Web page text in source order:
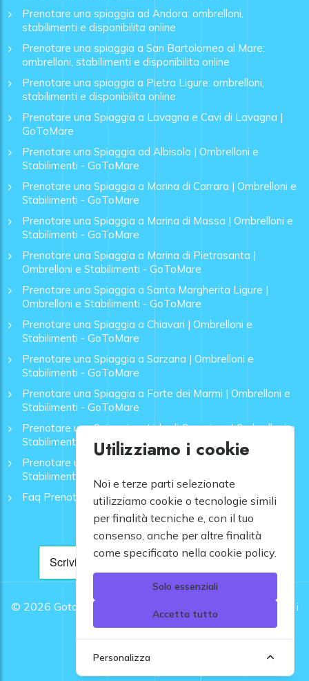
Prenotare una spiaggia ad Andora: ombrelloni,
stabilimenti e disponibilita online
Prenotare una spiaggia a San Bartolomeo al Mare:
ombrelloni, stabilimenti e disponibilita online
Prenotare una spiaggia a Pietra Ligure: ombrelloni,
stabilimenti e disponibilita online
Prenotare una Spiaggia a Lavagna e Cavi di Lavagna |
GoToMare
Prenotare una Spiaggia ad Albisola | Ombrelloni e
Stabilimenti - GoToMare
Prenotare una Spiaggia a Marina di Carrara | Ombrelloni e
Stabilimenti - GoToMare
Prenotare una Spiaggia a Marina di Massa | Ombrelloni e
Stabilimenti - GoToMare
Prenotare una Spiaggia a Marina di Pietrasanta |
Ombrelloni e Stabilimenti - GoToMare
Prenotare una Spiaggia a Santa Margherita Ligure |
Ombrelloni e Stabilimenti - GoToMare
Prenotare una Spiaggia a Chiavari | Ombrelloni e
Stabilimenti - GoToMare
Prenotare una Spiaggia a Sarzana | Ombrelloni e
Stabilimenti - GoToMare
Prenotare una Spiaggia a Forte dei Marmi | Ombrelloni e
Stabilimenti - GoToMare
Prenotare una Spiaggia a Lido di Camaiore | Ombrelloni e
Stabilimenti - GoToMare
Prenotare una Spiaggia a Rapallo | Ombrelloni e
Stabilimenti - GoToMare
Faq Prenotazione Spiagge
© 2026 Gotomare srl - Partita IVA 12948810960 .
Tutti i
diritti riservati.
Utilizziamo i cookie
Noi e terze parti selezionate
utilizziamo cookie o tecnologie simili
per finalità tecniche e, con il tuo
consenso, anche per altre finalità
come specificato nella cookie policy.
Solo essenziali
Accetta tutto
Personalizza